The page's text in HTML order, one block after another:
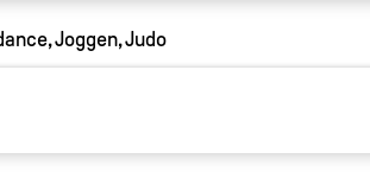
Joggen, Judo